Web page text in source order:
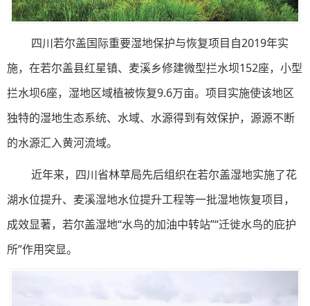
四川若尔盖国际重要湿地保护与恢复项目自2019年实
施，在若尔盖县红星镇、麦溪乡修建微型拦水坝152座，小型
拦水坝6座，湿地区域植被恢复9.6万亩。项目实施使该地区
独特的湿地生态系统、水域、水源得到有效保护，源源不断
的水源汇入黄河流域。
近年来，四川省林草局先后组织在若尔盖湿地实施了花
湖水位提升、麦溪湿地水位提升工程等一批湿地恢复项目，
成效显著，若尔盖湿地“水鸟的加油中转站”“迁徙水鸟的庇护
所”作用突显。